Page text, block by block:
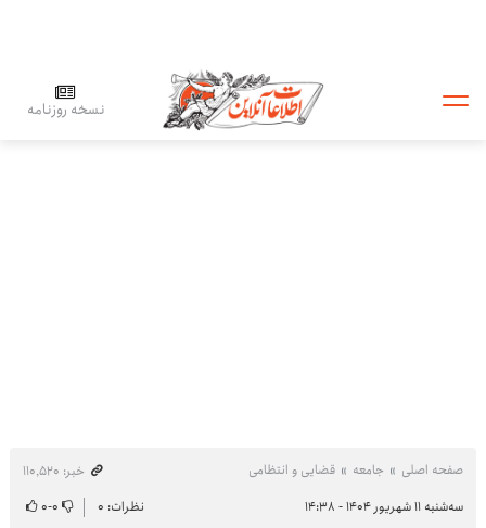
نسخه روزنامه
صفحه اصلی جامعه قضایی و انتظامی
خبر: ۱۱۰٬۵۲۰
سه‌شنبه ۱۱ شهریور ۱۴۰۴ - ۱۴:۳۸
نظرات: ۰ ۰-۰